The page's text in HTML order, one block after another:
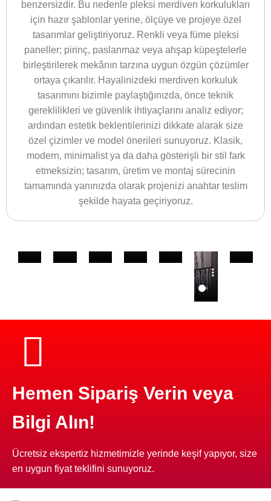
benzersizdir. Bu nedenle pleksi merdiven korkulukları
için hazır şablonlar yerine, ölçüye ve projeye özel
tasarımlar geliştiriyoruz. Renkli veya füme pleksi
paneller; pirinç, paslanmaz veya ahşap küpeştelerle
birleştirilerek mekânın tarzına uygun özgün çözümler
ortaya çıkarılır. Hayalinizdeki merdiven korkuluk
tasarımını bizimle paylaştığınızda, önce teknik
gereklilikleri ve güvenlik ihtiyaçlarını analiz ediyor;
ardından estetik beklentilerinizi dikkate alarak size
özel çizimler ve model önerileri sunuyoruz. Klasik,
modern, minimalist ya da daha gösterişli bir stil fark
etmeksizin; tasarım, üretim ve montaj sürecinin
tamamında yanınızda olarak projenizi anahtar teslim
şekilde hayata geçiriyoruz.
Hemen Sipariş Verin veya
Bilgi Alın!
Ücretsiz ekspertiz hizmetimizle yerinde keşif yapıyor, size
en uygun fiyat teklifini sunuyoruz.